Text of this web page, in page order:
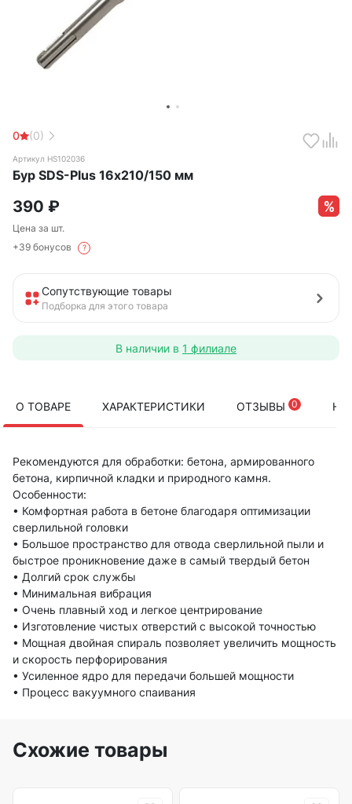
0 (0)
Артикул HS102036
Бур SDS-Plus 16х210/150 мм
390 ₽
Цена за шт.
+39 бонусов
?
Сопутствующие товары
Подборка для этого товара
В наличии в 1 филиале
О ТОВАРЕ ХАРАКТЕРИСТИКИ ОТЗЫВЫ 0
Рекомендуются для обработки: бетона, армированного
бетона, кирпичной кладки и природного камня.
Особенности:
• Комфортная работа в бетоне благодаря оптимизации
сверлильной головки
• Большое пространство для отвода сверлильной пыли и
быстрое проникновение даже в самый твердый бетон
• Долгий срок службы
• Минимальная вибрация
• Очень плавный ход и легкое центрирование
• Изготовление чистых отверстий с высокой точностью
• Мощная двойная спираль позволяет увеличить мощность
и скорость перфорирования
• Усиленное ядро для передачи большей мощности
• Процесс вакуумного спаивания
Схожие товары